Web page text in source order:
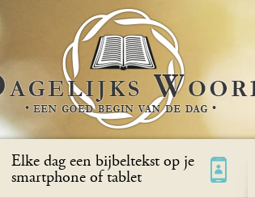
Elke dag een bijbeltekst op je
smartphone of tablet